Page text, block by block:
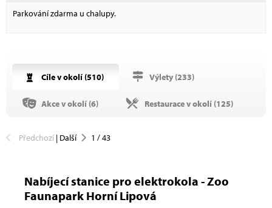
Parkování zdarma u chalupy.
Cíle v okolí (510) Výlety (233)
Akce v okolí (6) Restaurace v okolí (125)
Předchozí | Další 1 /43
Nabíjecí stanice pro elektrokola - Zoo
Faunapark Horní Lipová